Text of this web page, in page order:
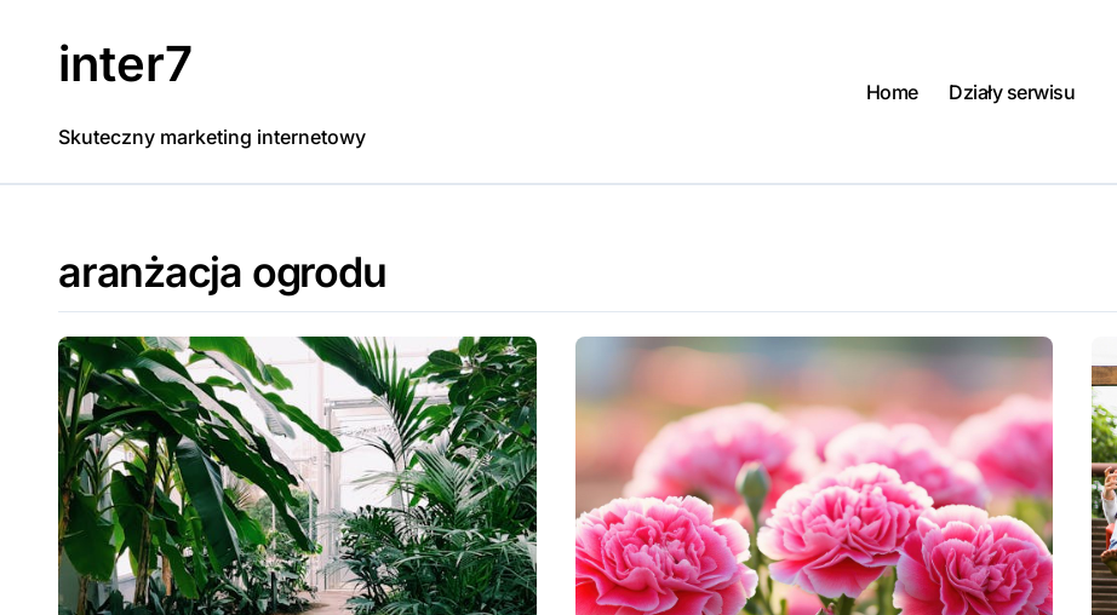
inter7
Skuteczny marketing internetowy
Home Działy serwisu
aranżacja ogrodu